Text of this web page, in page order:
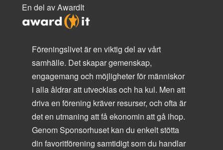
En del av AwardIt
Föreningslivet är en viktig del av vårt
samhälle. Det skapar gemenskap,
engagemang och möjligheter för människor
i alla åldrar att utvecklas och ha kul. Men att
driva en förening kräver resurser, och ofta är
det en utmaning att få ekonomin att gå ihop.
Genom Sponsorhuset kan du enkelt stötta
din favoritförening samtidigt som du handlar